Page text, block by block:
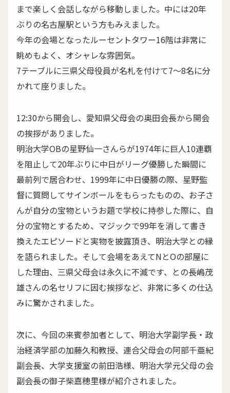
まで楽しく会話しながら移動しました。中には20年
ぶりの名古屋駅という方もみえました。
今年の会場となったルーセントタワー16階は非常に
眺めもよく、オシャレな雰囲気。
7テーブルに三県父母役員が名札を付けて7〜8名に分
かれて座りました。
12:30から開会し、愛知県父母会の奥田会長から開会
の挨拶がありました。
明治大学OBの星野仙一さんらが1974年に巨人10連覇
を阻止して20年ぶりに中日がリーグ優勝した瞬間に
最前列で居合わせ、1999年に中日優勝の際、星野監
督に質問してサインボールをもらったものの、お子さ
んが自分の宝物というお題で学校に持参した際に、自
分の宝物とするため、マジックで99年を消して書き
換えたエピソードと実物を披露頂き、明治大学との縁
を語られました。そして会場をあえてNとOの部屋に
した理由、三県父母会は永久に不滅です、との長嶋茂
雄さんの名セリフに因む挨拶など、非常に多くの仕込
みに驚かされました。
次に、今回の来賓参加者として、明治大学副学長・政
治経済学部の加藤久和教授、連合父母会の阿部千亜紀
副会長、大学支援室の前田浩様、明治大学元父母の会
副会長の御子柴嘉穂里様が紹介されました。